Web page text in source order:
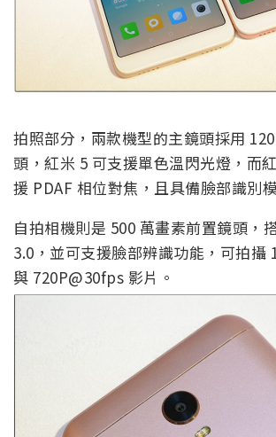
拍照部分，兩款機型的主鏡頭採用
頭，紅米 5 可支援單色溫閃光燈，而
援 PDAF 相位對焦，且具備臉部識別
自拍相機則是 500 萬畫素前置鏡頭，
3.0，並可支援臉部辨識功能，可拍攝
與 720P@30fps 影片。